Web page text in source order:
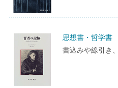
思想書・哲学書
書込みや線引き